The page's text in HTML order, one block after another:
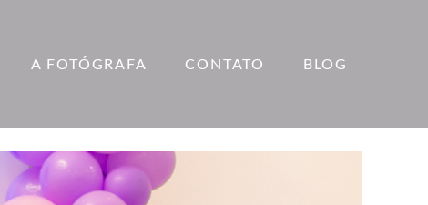
A FOTÓGRAFA CONTATO BLOG